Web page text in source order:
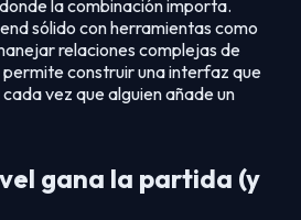
la combinación importa.
sólido con herramientas como
relaciones complejas de
construir una interfaz que
vez que alguien añade un
gana la partida (y